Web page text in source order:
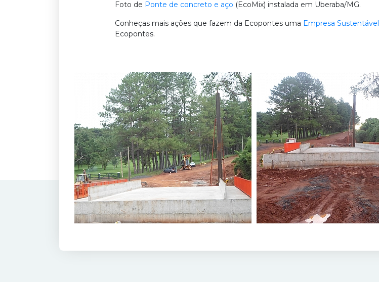
Foto de Ponte de concreto e aço (EcoMix) instalada em Uberaba/MG.
Conheças mais ações que fazem da Ecopontes uma Empresa Sustentável
Ecopontes.